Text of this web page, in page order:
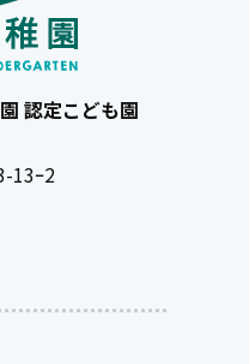
認定こども園
13ｰ2